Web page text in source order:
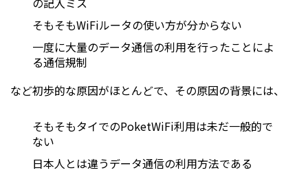
そもそもWiFiルータの使い方が分からない
一度に大量のデータ通信の利用を行ったことによ
る通信規制
など初歩的な原因がほとんどで、その原因の背景には、
そもそもタイでのPoketWiFi利用は未だ一般的で
ない
日本人とは違うデータ通信の利用方法である